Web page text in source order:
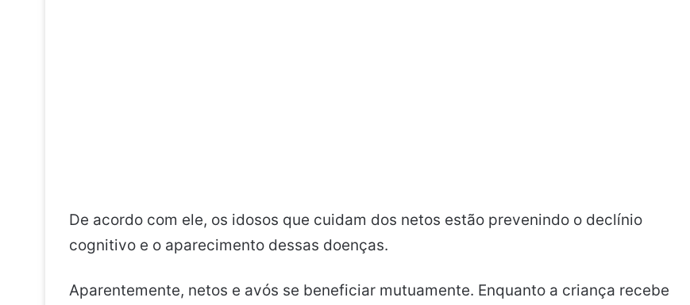
De acordo com ele, os idosos que cuidam dos netos estão prevenindo o declínio
cognitivo e o aparecimento dessas doenças.
Aparentemente, netos e avós se beneficiar mutuamente. Enquanto a criança recebe